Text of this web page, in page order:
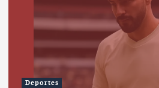
Deportes